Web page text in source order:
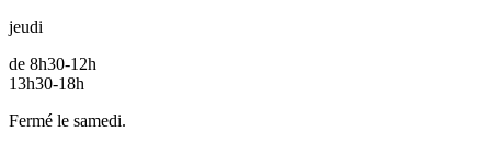
jeudi
de 8h30-12h
13h30-18h
Fermé le samedi.